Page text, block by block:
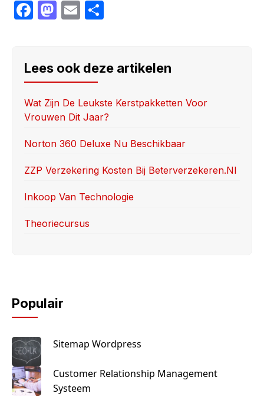
F
e
b
o
o
k
M
o
d
o
n
E
e
Lees ook deze artikelen
Wat Zijn De Leukste Kerstpakketten Voor
Vrouwen Dit Jaar?
Norton 360 Deluxe Nu Beschikbaar
ZZP Verzekering Kosten Bij Beterverzekeren.nl
Inkoop Van Technologie
Theoriecursus
Populair
Sitemap Wordpress
Customer Relationship Management
Systeem